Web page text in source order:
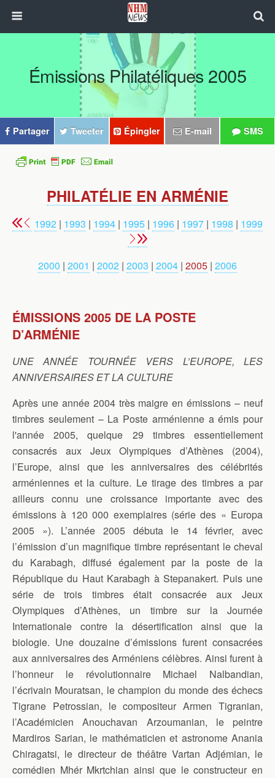
Émissions Philatéliques 2005
Partager Tweeter Épingler E-mail SMS
PHILATÉLIE EN ARMÉNIE
1992 | 1993 | 1994 | 1995 | 1996 | 1997 | 1998 | 1999
2000 | 2001 | 2002 | 2003 | 2004 | 2005 | 2006
ÉMISSIONS 2005 DE LA POSTE
D’ARMÉNIE
UNE ANNÉE TOURNÉE VERS L’EUROPE, LES
ANNIVERSAIRES ET LA CULTURE
Après une année 2004 très maigre en émissions – neuf
timbres seulement – La Poste arménienne a émis pour
l'année 2005, quelque 29 timbres essentiellement
consacrés aux Jeux Olympiques d’Athènes (2004),
l’Europe, ainsi que les anniversaires des célébrités
arméniennes et la culture. Le tirage des timbres a par
ailleurs connu une croissance importante avec des
émissions à 120 000 exemplaires (série des « Europa
2005 »). L’année 2005 débuta le 14 février, avec
l’émission d’un magnifique timbre représentant le cheval
du Karabagh, diffusé également par la poste de la
République du Haut Karabagh à Stepanakert. Puis une
série de trois timbres était consacrée aux Jeux
Olympiques d’Athènes, un timbre sur la Journée
Internationale contre la désertification ainsi que la
biologie. Une douzaine d’émissions furent consacrées
aux anniversaires des Arméniens célèbres. Ainsi furent à
l’honneur le révolutionnaire Michael Nalbandian,
l’écrivain Mouratsan, le champion du monde des échecs
Tigrane Petrossian, le compositeur Armen Tigranian,
l’Académicien Anouchavan Arzoumanian, le peintre
Mardiros Sarian, le mathématicien et astronome Anania
Chiragatsi, le directeur de théâtre Vartan Adjémian, le
comédien Mhér Mkrtchian ainsi que le constructeur en